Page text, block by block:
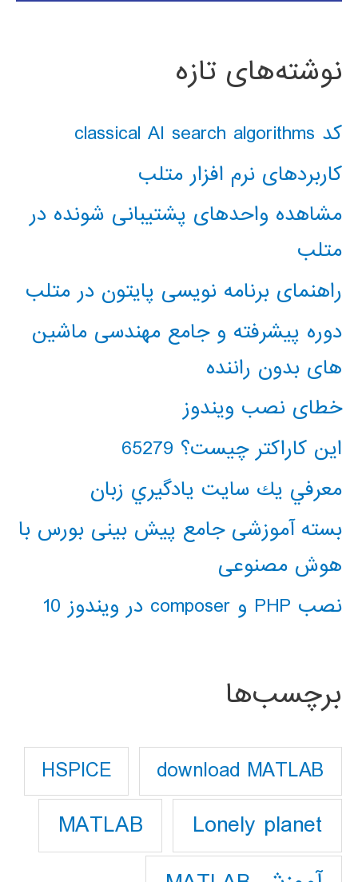
نوشته‌های تازه
کد classical AI search algorithms
کاربردهای نرم افزار متلب
مشاهده واحدهای پشتیبانی شونده در
متلب
راهنمای برنامه نویسی پایتون در متلب
دوره پیشرفته و جامع مهندسی ماشین
های بدون راننده
خطای نصب ویندوز
این کاراکتر چیست؟ 65279
معرفي يك سايت يادگيري زبان
بسته آموزشی جامع پیش بینی بورس با
هوش مصنوعی
نصب PHP و composer در ویندوز 10
برچسب‌ها
download MATLAB
HSPICE
Lonely planet
MATLAB